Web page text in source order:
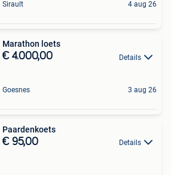
Sirault 4 aug 26
Marathon loets
€ 4.000,00 Details
Goesnes 3 aug 26
Paardenkoets
€ 95,00 Details